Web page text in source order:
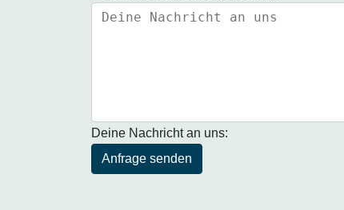
Deine Nachricht an uns:
Anfrage senden